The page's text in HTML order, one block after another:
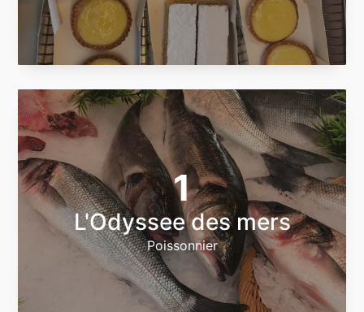
1
L'Odyssee des mers
Poissonnier